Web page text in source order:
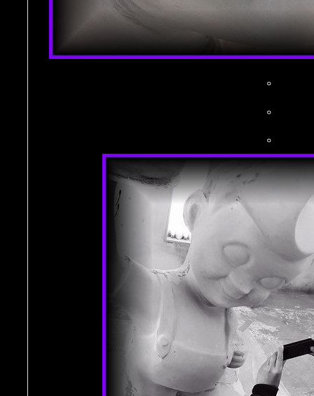
。
。
。